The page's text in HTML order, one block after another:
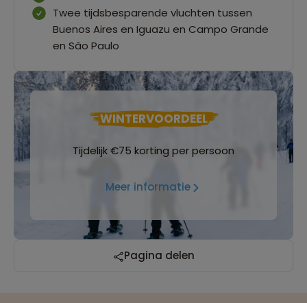
Twee tijdsbesparende vluchten tussen
Buenos Aires en Iguazu en Campo Grande
en São Paulo
WINTERVOORDEEL
Tijdelijk €75 korting per persoon
Meer informatie
Pagina delen
Reizen met oog voor mens, cultuur en milieu